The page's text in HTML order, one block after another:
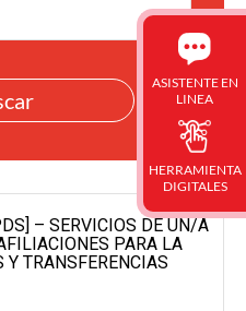
– SERVICIOS DE UN/A
PARA LA
TRANSFERENCIAS
ASISTENTE EN
LINEA
HERRAMIENTA
DIGITALES